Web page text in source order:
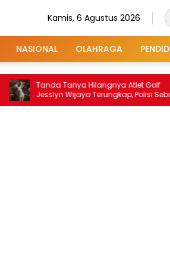
Kamis, 6 Agustus 2026
NASIONAL OLAHRAGA
Tanda Tanya Hilangnya Atlet Golf
Jesslyn Wijaya Terungkap, Polisi Sebut
Dibawa Orang Suruhan Ibunya